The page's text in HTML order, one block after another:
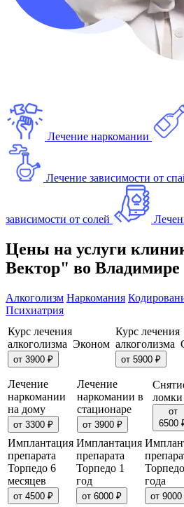
Лечение наркомании
Лечение зависимости от
зависимости от солей
Цены на услуги
Вектор" во Владимире
Алкоголизм Наркомания
Психиатрия
Курс лечения
алкоголизма Эконом
от 3900 ₽
Курс лечения
от 5900 ₽
Лечение
наркомании
на дому
от 3300 ₽
Лечение
наркомании в
стационаре
от 3900 ₽
ломки
от
6500
Имплантация
препарата
Торпедо 6
месяцев
от 4500 ₽
Имплантация
препарата
Торпедо 1
год
от 6000 ₽
года
от